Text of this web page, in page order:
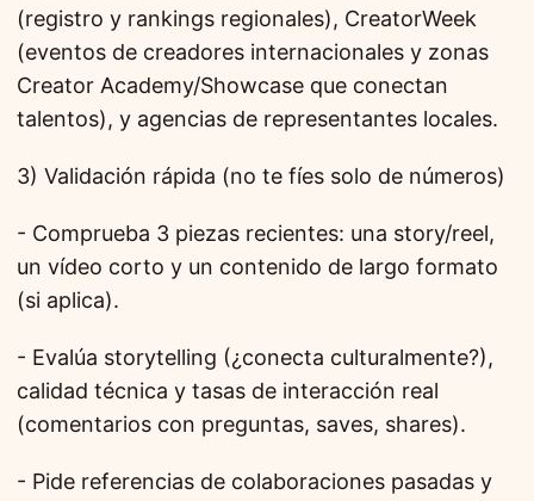
(registro y rankings regionales), CreatorWeek
(eventos de creadores internacionales y zonas
Creator Academy/Showcase que conectan
talentos), y agencias de representantes locales.
3) Validación rápida (no te fíes solo de números)
- Comprueba 3 piezas recientes: una story/reel,
un vídeo corto y un contenido de largo formato
(si aplica).
- Evalúa storytelling (¿conecta culturalmente?),
calidad técnica y tasas de interacción real
(comentarios con preguntas, saves, shares).
- Pide referencias de colaboraciones pasadas y